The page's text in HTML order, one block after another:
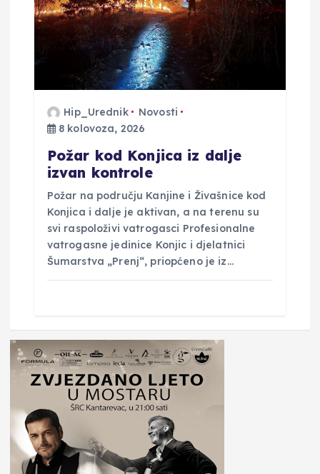
Hip_Urednik
Novosti
8 kolovoza, 2026
Požar kod Konjica iz dalje
izvan kontrole
Požar na području Kanjine i Živašnice kod
Konjica i dalje je aktivan, a na terenu su
svi raspoloživi vatrogasci Profesionalne
vatrogasne jedinice Konjic i djelatnici
Šumarstva „Prenj“, priopćeno je iz…